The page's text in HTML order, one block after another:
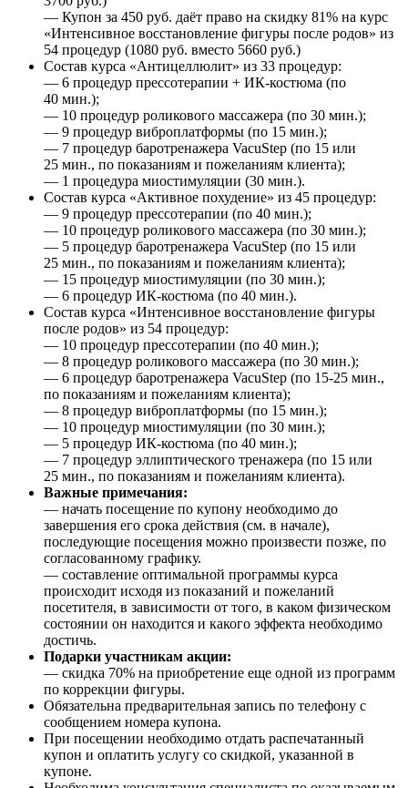
— Купон за 450 руб. даёт право на скидку 81% на курс
«Интенсивное восстановление фигуры после родов» из
54 процедур (1080 руб. вместо 5660 руб.)
Состав курса «Антицеллюлит» из 33 процедур:
— 6 процедур прессотерапии + ИК-костюма (по
40 мин.);
— 10 процедур роликового массажера (по 30 мин.);
— 9 процедур виброплатформы (по 15 мин.);
— 7 процедур баротренажера VacuStep (по 15 или
25 мин., по показаниям и пожеланиям клиента);
— 1 процедура миостимуляции (30 мин.).
Состав курса «Активное похудение» из 45 процедур:
— 9 процедур прессотерапии (по 40 мин.);
— 10 процедур роликового массажера (по 30 мин.);
— 5 процедур баротренажера VacuStep (по 15 или
25 мин., по показаниям и пожеланиям клиента);
— 15 процедур миостимуляции (по 30 мин.);
— 6 процедур ИК-костюма (по 40 мин.).
Состав курса «Интенсивное восстановление фигуры
после родов» из 54 процедур:
— 10 процедур прессотерапии (по 40 мин.);
— 8 процедур роликового массажера (по 30 мин.);
— 6 процедур баротренажера VacuStep (по 15-25 мин.,
по показаниям и пожеланиям клиента);
— 8 процедур виброплатформы (по 15 мин.);
— 10 процедур миостимуляции (по 30 мин.);
— 5 процедур ИК-костюма (по 40 мин.);
— 7 процедур эллиптического тренажера (по 15 или
25 мин., по показаниям и пожеланиям клиента).
Важные примечания:
— начать посещение по купону необходимо до
завершения его срока действия (см. в начале),
последующие посещения можно произвести позже, по
согласованному графику.
— составление оптимальной программы курса
происходит исходя из показаний и пожеланий
посетителя, в зависимости от того, в каком физическом
состоянии он находится и какого эффекта необходимо
достичь.
Подарки участникам акции:
— скидка 70% на приобретение еще одной из программ
по коррекции фигуры.
Обязательна предварительная запись по телефону с
сообщением номера купона.
При посещении необходимо отдать распечатанный
купон и оплатить услугу со скидкой, указанной в
купоне.